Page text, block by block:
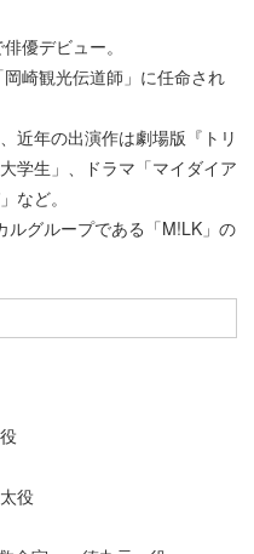
優デビュー。
崎観光伝道師」に任命され
近年の出演作は劇場版『トリ
学生」、ドラマ「マイダイア
など。
ルグループである「M!LK」の
役